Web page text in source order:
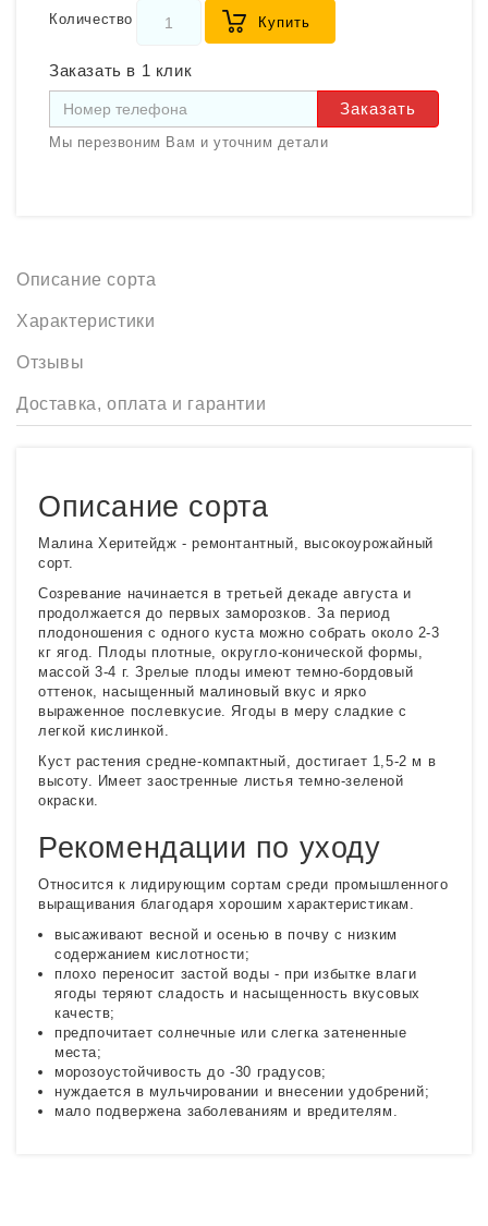
Количество Купить
Заказать в 1 клик
Заказать
Мы перезвоним Вам и уточним детали
Описание сорта
Характеристики
Отзывы
Доставка, оплата и гарантии
Описание сорта
Малина Херитейдж - ремонтантный, высокоурожайный
сорт.
Созревание начинается в третьей декаде августа и
продолжается до первых заморозков. За период
плодоношения с одного куста можно собрать около 2-3
кг ягод. Плоды плотные, округло-конической формы,
массой 3-4 г. Зрелые плоды имеют темно-бордовый
оттенок, насыщенный малиновый вкус и ярко
выраженное послевкусие. Ягоды в меру сладкие с
легкой кислинкой.
Куст растения средне-компактный, достигает 1,5-2 м в
высоту. Имеет заостренные листья темно-зеленой
окраски.
Рекомендации по уходу
Относится к лидирующим сортам среди промышленного
выращивания благодаря хорошим характеристикам.
высаживают весной и осенью в почву с низким
содержанием кислотности;
плохо переносит застой воды - при избытке влаги
ягоды теряют сладость и насыщенность вкусовых
качеств;
предпочитает солнечные или слегка затененные
места;
морозоустойчивость до -30 градусов;
нуждается в мульчировании и внесении удобрений;
мало подвержена заболеваниям и вредителям.